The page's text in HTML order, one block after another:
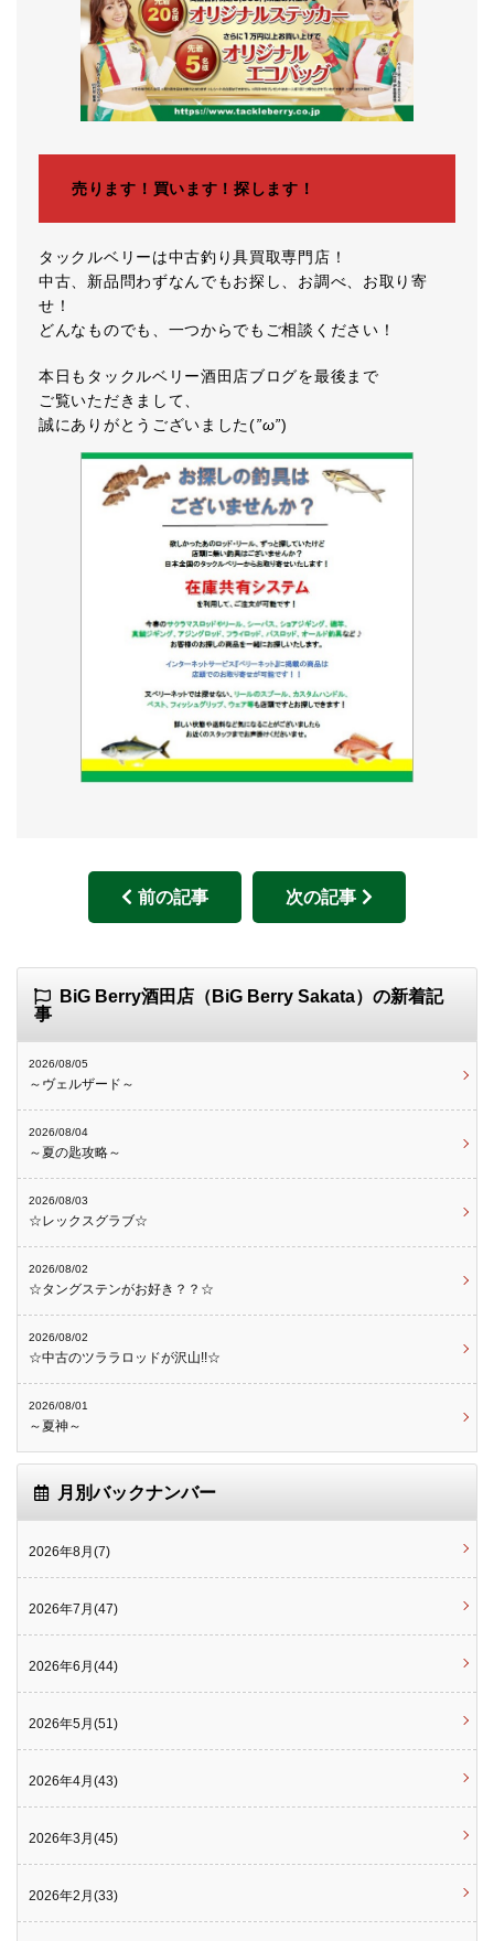
売ります！買います！探します！
タックルベリーは中古釣り具買取専門店！
中古、新品問わずなんでもお探し、お調べ、お取り寄
せ！
どんなものでも、一つからでもご相談ください！
本日もタックルベリー酒田店ブログを最後まで
ご覧いただきまして、
誠にありがとうございました(”ω”)
前の記事 次の記事
BiG Berry酒田店（BiG Berry Sakata）の新着記
事
2026/08/05
～ヴェルザード～
2026/08/04
～夏の匙攻略～
2026/08/03
☆レックスグラブ☆
2026/08/02
☆タングステンがお好き？？☆
2026/08/02
☆中古のツララロッドが沢山!!☆
2026/08/01
～夏神～
月別バックナンバー
2026年8月(7)
2026年7月(47)
2026年6月(44)
2026年5月(51)
2026年4月(43)
2026年3月(45)
2026年2月(33)